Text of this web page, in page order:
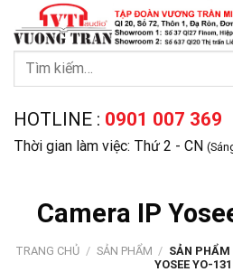
content
Tìm
HOTLINE : 0901 007 369
Thời gian làm việc: Thứ 2 - CN
Camera IP
TRANG CHỦ / SẢN PHẨM / SẢN PHẨM
YOSEE YO-